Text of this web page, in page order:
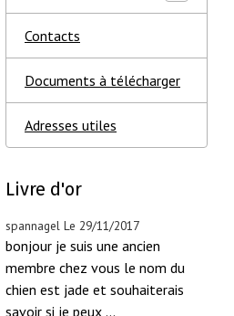
Contacts
Documents à télécharger
Adresses utiles
Livre d'or
spannagel Le 29/11/2017
bonjour je suis une ancien
membre chez vous le nom du
chien est jade et souhaiterais
savoir si je peux ...